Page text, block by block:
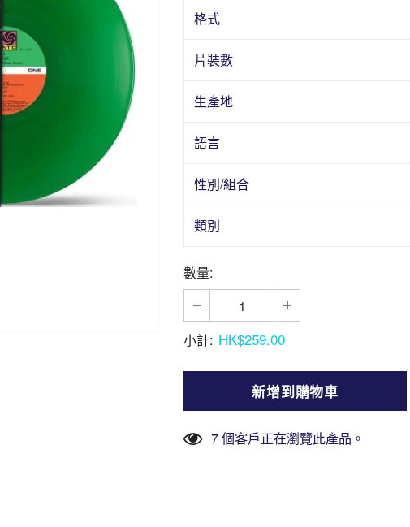
格式
片裝數
生產地
語言
性別/組合
類別
數量:
小計: HK$259.00
7個客戶正在瀏覽此產品。